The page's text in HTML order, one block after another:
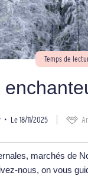
Temps de
• Le 18/11/2025
marchés de
nous, on vous